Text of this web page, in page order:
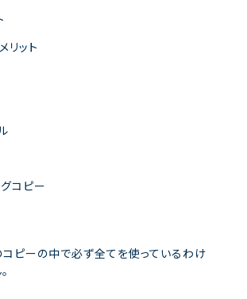
リット
コピー
ピーの中で必ず全てを使っているわけ